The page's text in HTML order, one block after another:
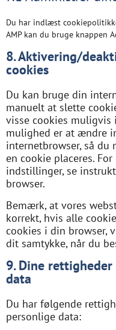
Du har indlæst
AMP kan du bruge knappen
8. Aktivering/
cookies
Du kan bruge din
manuelt at slette
visse cookies muligvis
mulighed er at ændre
internetbrowser, så du
en cookie placeres.
indstillinger, se
browser.
Bemærk, at vores
korrekt, hvis alle
cookies i din browser,
dit samtykke, når du
9. Dine
data
Du har følgende
personlige data: